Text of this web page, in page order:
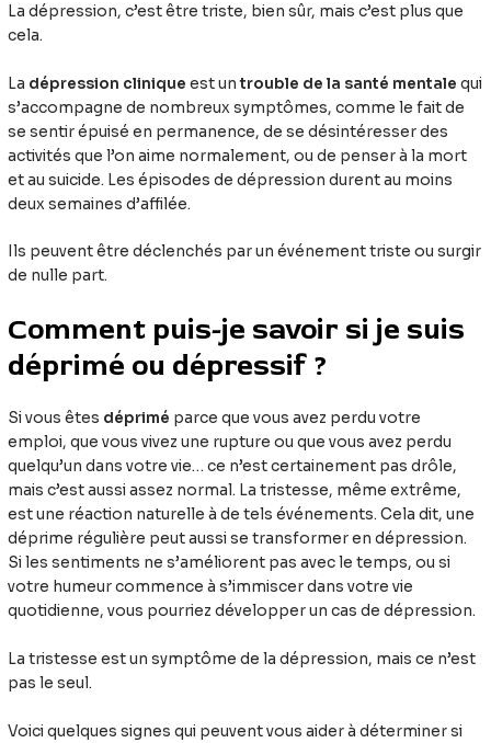
La dépression, c’est être triste, bien sûr, mais c’est plus que
cela.
La dépression clinique est untrouble de la santé mentale qui
s’accompagne de nombreux symptômes, comme le fait de
se sentir épuisé en permanence, de se désintéresser des
activités que l’on aime normalement, ou de penser à la mort
et au suicide. Les épisodes de dépression durent au moins
deux semaines d’affilée.
Ils peuvent être déclenchés par un événement triste ou surgir
de nulle part.
Comment puis-je savoir si je suis
déprimé ou dépressif ?
Si vous êtes déprimé parce que vous avez perdu votre
emploi, que vous vivez une rupture ou que vous avez perdu
quelqu’un dans votre vie… ce n’est certainement pas drôle,
mais c’est aussi assez normal. La tristesse, même extrême,
est une réaction naturelle à de tels événements. Cela dit, une
déprime régulière peut aussi se transformer en dépression.
Si les sentiments ne s’améliorent pas avec le temps, ou si
votre humeur commence à s’immiscer dans votre vie
quotidienne, vous pourriez développer un cas de dépression.
La tristesse est un symptôme de la dépression, mais ce n’est
pas le seul.
Voici quelques signes qui peuvent vous aider à déterminer si